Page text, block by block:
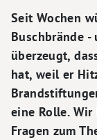
Seit Wochen
Buschbrände
überzeugt,
hat, weil er
eine Rolle.
Fragen zum